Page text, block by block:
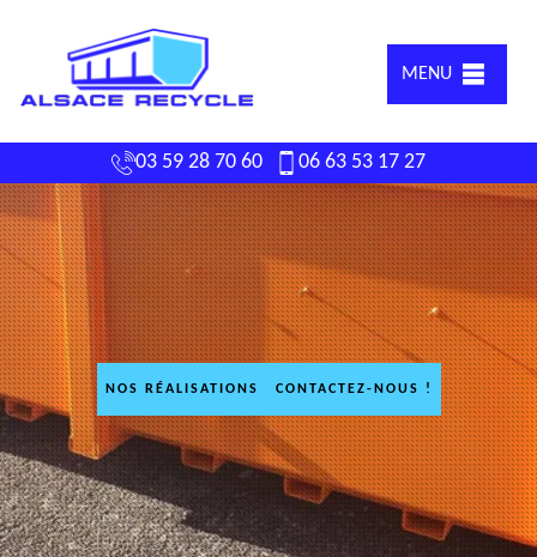
MENU
03 59 28 70 60 06 63 53 17 27
NOS RÉALISATIONS CONTACTEZ-NOUS !